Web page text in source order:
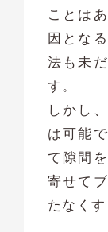
ことは
因とな
法も未
す。
しかし
は可能
て隙間
寄せて
たなく